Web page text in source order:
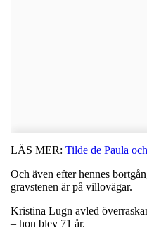
LÄS MER: Tilde de Paula
Och även efter hennes
gravstenen är på villovägar.
Kristina Lugn avled
– hon blev 71 år.